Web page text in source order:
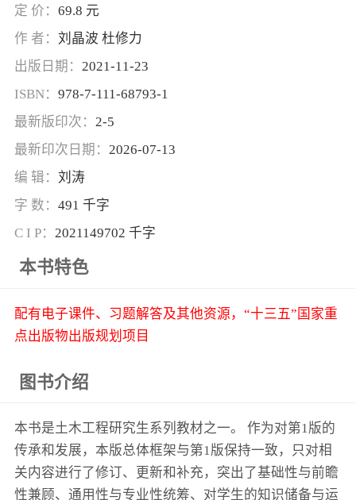
定 价： 69.8 元
作 者： 刘晶波 杜修力
出版日期： 2021-11-23
ISBN： 978-7-111-68793-1
最新版印次： 2-5
最新印次日期： 2026-07-13
编 辑： 刘涛
字 数： 491 千字
C I P： 2021149702 千字
本书特色
配有电子课件、习题解答及其他资源，“十三五”国家重
点出版物出版规划项目
图书介绍
本书是土木工程研究生系列教材之一。 作为对第1版的
传承和发展，本版总体框架与第1版保持一致，只对相
关内容进行了修订、更新和补充，突出了基础性与前瞻
性兼顾、通用性与专业性统筹、对学生的知识储备与运